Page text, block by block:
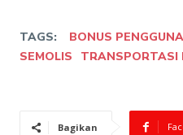
TAGS: BONUS PENGGUNA
SEMOLIS
TRANSPORTASI
Bagikan